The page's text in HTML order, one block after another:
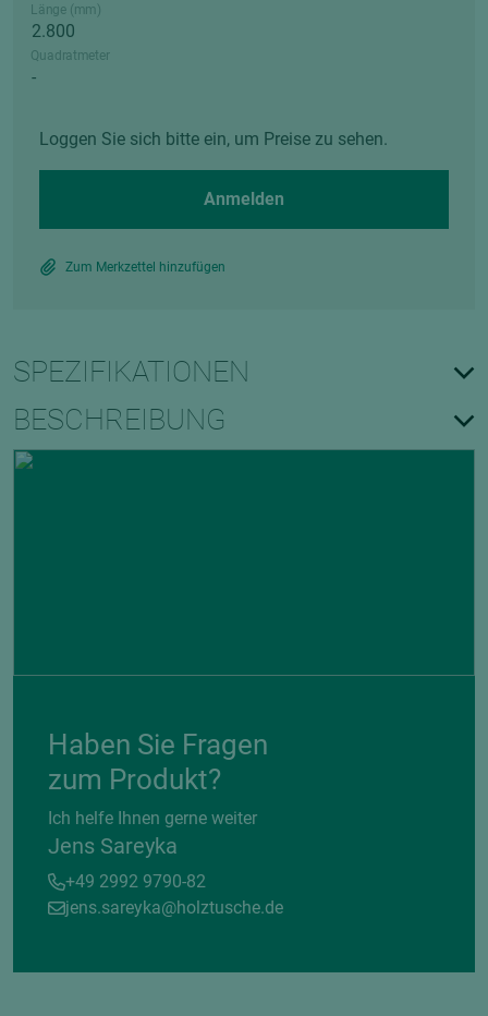
Länge (mm)
Quadratmeter
Loggen Sie sich bitte ein, um Preise zu sehen.
Anmelden
Zum Merkzettel hinzufügen
SPEZIFIKATIONEN
BESCHREIBUNG
Haben Sie Fragen
zum Produkt?
Ich helfe Ihnen gerne weiter
Jens Sareyka
+49 2992 9790-82
jens.sareyka@holztusche.de